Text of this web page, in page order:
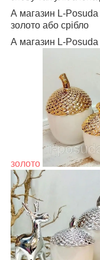
А магазин L-
золото або срібло
А магазин L-
золото